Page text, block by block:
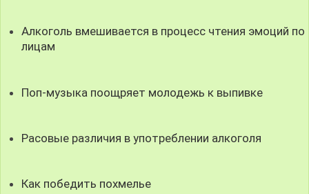
Алкоголь вмешивается в процесс чтения эмоций по
лицам
Поп-музыка поощряет молодежь к выпивке
Расовые различия в употреблении алкоголя
Как победить похмелье